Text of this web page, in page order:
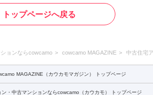
トップページへ戻る
ョンならcowcamo cowcamo MAGAZINE 中古住宅
MAGAZINE（カウカモマガジン） トップページ
・中古マンションならcowcamo（カウカモ） トップページ